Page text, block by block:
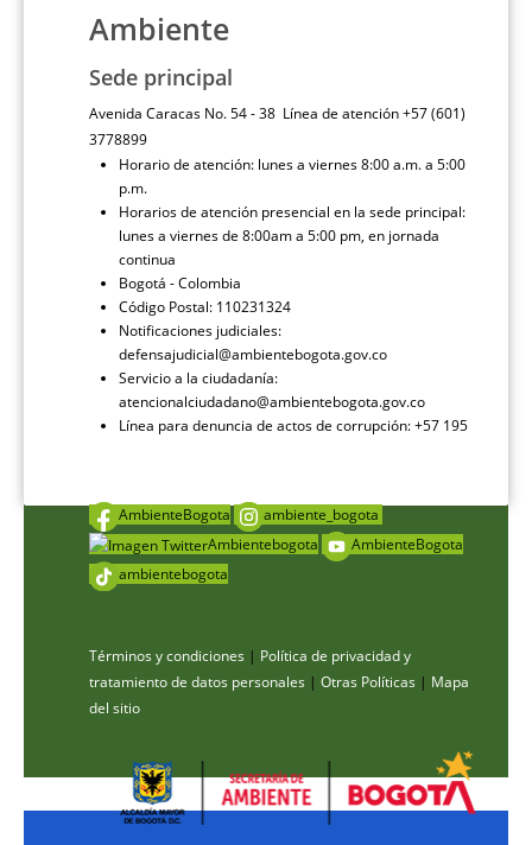
Ambiente
Sede principal
Avenida Caracas No. 54 - 38 Línea de atención +57 (601)
3778899
Horario de atención: lunes a viernes 8:00 a.m. a 5:00
p.m.
Horarios de atención presencial en la sede principal:
lunes a viernes de 8:00am a 5:00 pm, en jornada
continua
Bogotá - Colombia
Código Postal: 110231324
Notificaciones judiciales:
defensajudicial@ambientebogota.gov.co
Servicio a la ciudadanía:
atencionalciudadano@ambientebogota.gov.co
Línea para denuncia de actos de corrupción: +57 195
AmbienteBogota
ambiente_bogota
Ambientebogota
AmbienteBogota
ambientebogota
Términos y condiciones | Política de privacidad y
tratamiento de datos personales | Otras Políticas | Mapa
del sitio